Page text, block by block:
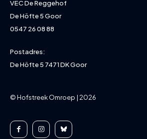
VEC De Reggehof
De Höfte 5 Goor
0547 26 08 88
Postadres:
De Höfte 5 7471 DK Goor
© Hofstreek Omroep | 2026